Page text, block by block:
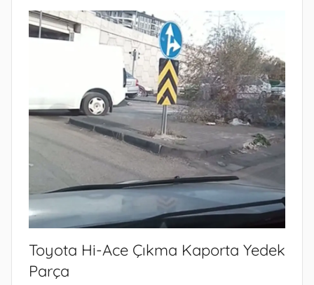
Toyota Hi-Ace Çıkma Kaporta Yedek
Parça